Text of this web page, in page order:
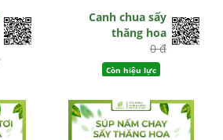
Canh chua sấy
thăng hoa
0 đ
Còn hiệu lực